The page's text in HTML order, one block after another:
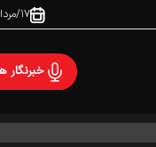
۱۷/مرداد/۱۴۰۵
خبرنگار